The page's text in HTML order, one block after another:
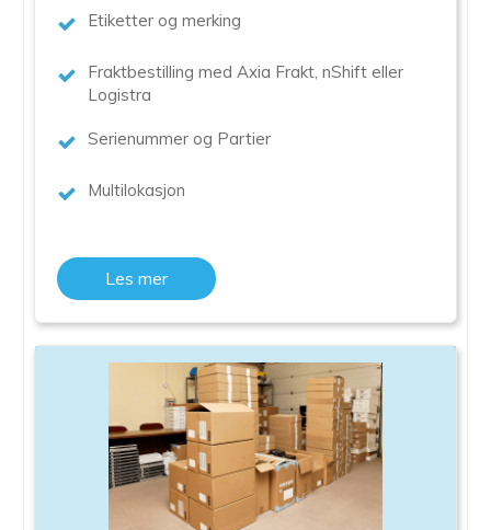
Etiketter og merking
Fraktbestilling med Axia Frakt, nShift eller
Logistra
Serienummer og Partier
Multilokasjon
Les mer